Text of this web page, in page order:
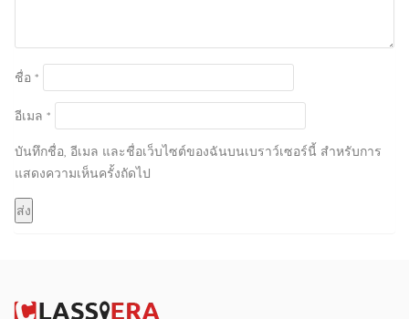
ชื่อ *
อีเมล *
บันทึกชื่อ, อีเมล และชื่อเว็บไซต์ของฉันบนเบราว์เซอร์นี้ สำหรับการ
แสดงความเห็นครั้งถัดไป